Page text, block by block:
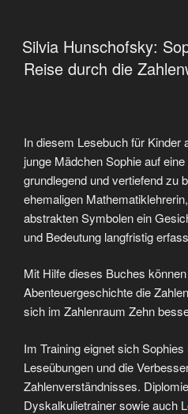
VERÖFFENTLICHT
AM
Silvia Hunschofsky:
Reise durch die
In diesem Lesebuch für Kinder
junge Mädchen Sophie auf
grundlegend und vertiefend zu
ehemaligen
abstrakten Symbolen ein
und Bedeutung langfristig
Mit Hilfe dieses Buches
Abenteuergeschichte die
sich im Zahlenraum Zehn
Im Training eignet sich
Leseübungen und die
Zahlenverständnisses.
Dyskalkulietrainer sowie auch